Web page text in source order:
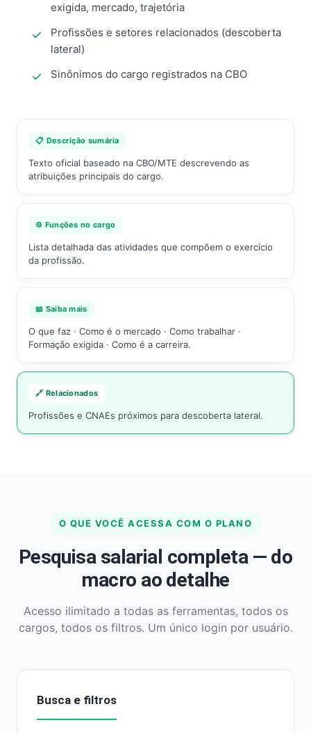
exigida, mercado, trajetória
Profissões e setores relacionados (descoberta
lateral)
Sinônimos do cargo registrados na CBO
📋 Descrição sumária
Texto oficial baseado na CBO/MTE descrevendo as
atribuições principais do cargo.
⚙️ Funções no cargo
Lista detalhada das atividades que compõem o exercício
da profissão.
📖 Saiba mais
O que faz · Como é o mercado · Como trabalhar ·
Formação exigida · Como é a carreira.
🔗 Relacionados
Profissões e CNAEs próximos para descoberta lateral.
O QUE VOCÊ ACESSA COM O PLANO
Pesquisa salarial completa — do
macro ao detalhe
Acesso ilimitado a todas as ferramentas, todos os
cargos, todos os filtros. Um único login por usuário.
Busca e filtros